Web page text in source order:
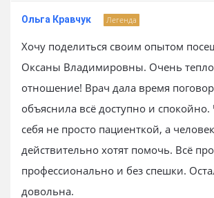
Ольга Кравчук Легенда
Хочу поделиться своим опытом
Оксаны Владимировны. Очень
отношение! Врач дала время
объяснила всё доступно и спокойно.
себя не просто пациенткой, а
действительно хотят помочь. Всё
профессионально и без спешки.
довольна.